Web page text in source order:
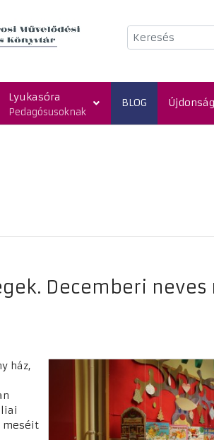
Keresés
Lyukasóra
Pedagósusoknak
BLOG
Decemberi neves
ház,
ai
meséit